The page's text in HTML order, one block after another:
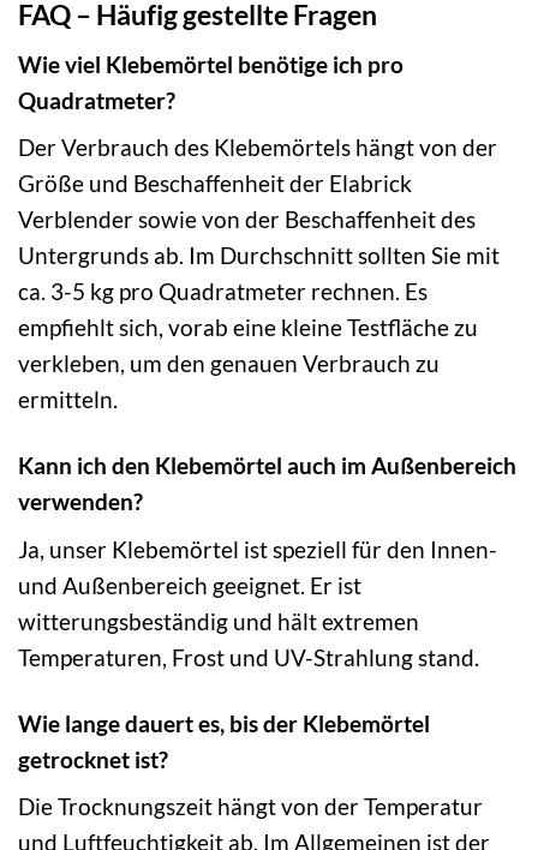
FAQ – Häufig gestellte Fragen
Wie viel Klebemörtel benötige ich pro
Quadratmeter?
Der Verbrauch des Klebemörtels hängt von der
Größe und Beschaffenheit der Elabrick
Verblender sowie von der Beschaffenheit des
Untergrunds ab. Im Durchschnitt sollten Sie mit
ca. 3-5 kg pro Quadratmeter rechnen. Es
empfiehlt sich, vorab eine kleine Testfläche zu
verkleben, um den genauen Verbrauch zu
ermitteln.
Kann ich den Klebemörtel auch im Außenbereich
verwenden?
Ja, unser Klebemörtel ist speziell für den Innen-
und Außenbereich geeignet. Er ist
witterungsbeständig und hält extremen
Temperaturen, Frost und UV-Strahlung stand.
Wie lange dauert es, bis der Klebemörtel
getrocknet ist?
Die Trocknungszeit hängt von der Temperatur
und Luftfeuchtigkeit ab. Im Allgemeinen ist der